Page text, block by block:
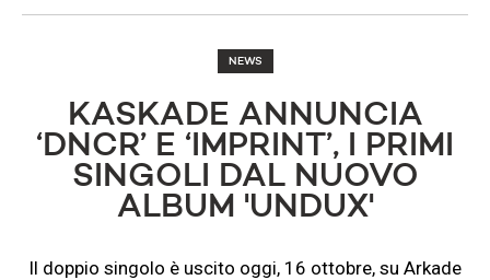
NEWS
​KASKADE ANNUNCIA
‘DNCR’ E ‘IMPRINT’, I PRIMI
SINGOLI DAL NUOVO
ALBUM 'UNDUX'
Il doppio singolo è uscito oggi, 16 ottobre, su Arkade